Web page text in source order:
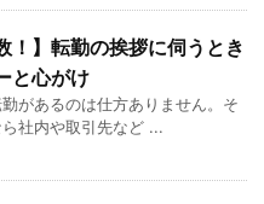
！】転勤の挨拶に伺うとき
と心がけ
があるのは仕方ありません。そ
社内や取引先など ...